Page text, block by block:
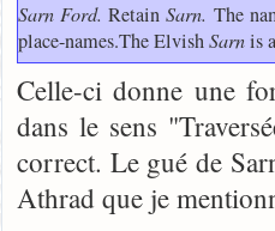
Sarn Ford. RetainSarn. The
place-names.The ElvishSarnis
Celle-ci donne une
dans le sens
correct. Le gué de
Athrad que je